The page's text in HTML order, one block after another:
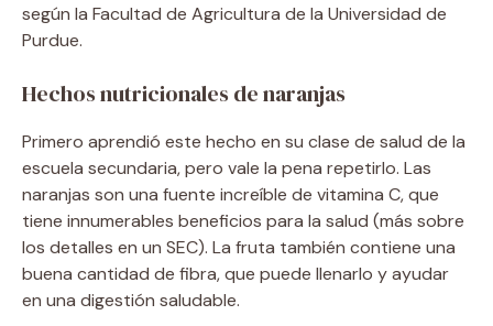
según la Facultad de Agricultura de la Universidad de
Purdue.
Hechos nutricionales de naranjas
Primero aprendió este hecho en su clase de salud de la
escuela secundaria, pero vale la pena repetirlo. Las
naranjas son una fuente increíble de vitamina C, que
tiene innumerables beneficios para la salud (más sobre
los detalles en un SEC). La fruta también contiene una
buena cantidad de fibra, que puede llenarlo y ayudar
en una digestión saludable.